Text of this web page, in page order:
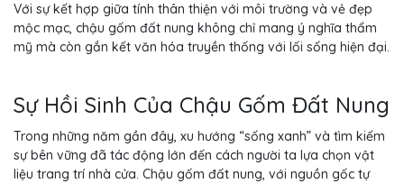
Với sự kết hợp giữa tính thân thiện với môi trường và vẻ đẹp
mộc mạc, chậu gốm đất nung không chỉ mang ý nghĩa thẩm
mỹ mà còn gắn kết văn hóa truyền thống với lối sống hiện đại.
Sự Hồi Sinh Của Chậu Gốm Đất Nung
Trong những năm gần đây, xu hướng “sống xanh” và tìm kiếm
sự bên vững đã tác động lớn đến cách người ta lựa chọn vật
liệu trang trí nhà cửa. Chậu gốm đất nung, với nguồn gốc tự